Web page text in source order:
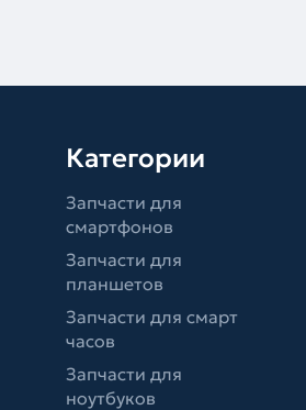
Категории
Запчасти для
смартфонов
Запчасти для
планшетов
Запчасти для смарт
часов
Запчасти для
ноутбуков